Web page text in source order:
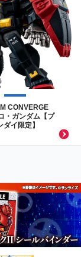
CONVERGE
・ガンダム【プ
イ限定】